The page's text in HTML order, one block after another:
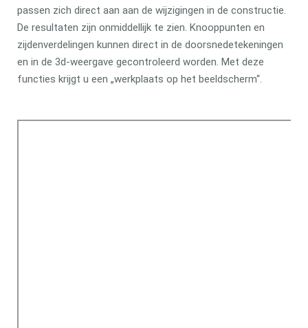
passen zich direct aan aan de wijzigingen in de constructie.
De resultaten zijn onmiddellijk te zien. Knooppunten en
zijdenverdelingen kunnen direct in de doorsnedetekeningen
en in de 3d-weergave gecontroleerd worden. Met deze
functies krijgt u een „werkplaats op het beeldscherm“.